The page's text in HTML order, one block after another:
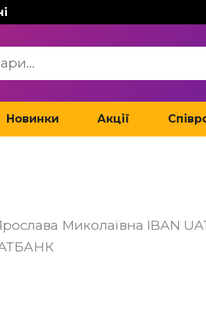
Новинки Акції
Миколаївна IBAN